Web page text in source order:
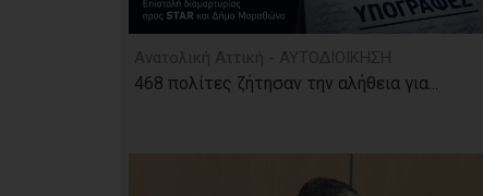
468 πολίτες ζήτησαν την αλήθεια για...